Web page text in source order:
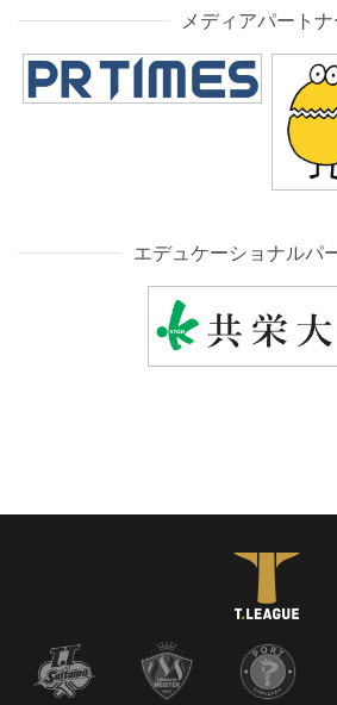
メディアパートナ
エデュケーショナルパ